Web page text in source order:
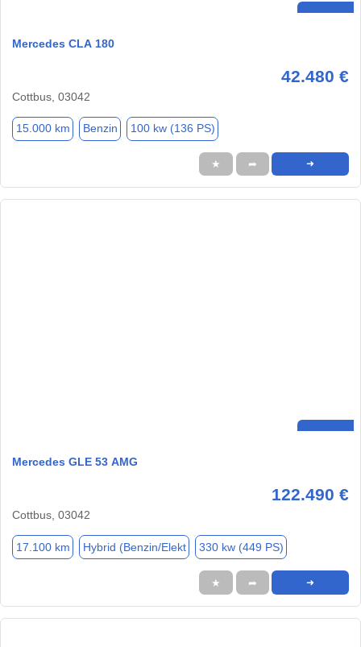
Mercedes CLA 180
42.480 €
Cottbus, 03042
15.000 km Benzin 100 kw (136 PS)
★ ➦ ➜
Mercedes GLE 53 AMG
122.490 €
Cottbus, 03042
17.100 km Hybrid (Benzin/Elekt 330 kw (449 PS)
★ ➦ ➜